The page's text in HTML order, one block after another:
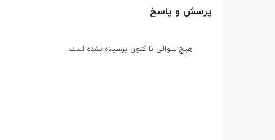
باتری
باتری با ظرفیت 400 میلی‌آمپر ساعت (محفظه شارژ)
پرسش و پاسخ
هیچ سوالی تا کنون پرسیده نشده است .